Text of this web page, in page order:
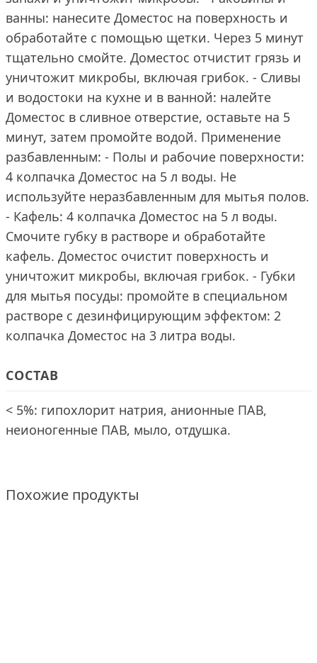
ванны: нанесите Доместос на поверхность и
обработайте с помощью щетки. Через 5 минут
тщательно смойте. Доместос отчистит грязь и
уничтожит микробы, включая грибок. - Сливы
и водостоки на кухне и в ванной: налейте
Доместос в сливное отверстие, оставьте на 5
минут, затем промойте водой. Применение
разбавленным: - Полы и рабочие поверхности:
4 колпачка Доместос на 5 л воды. Не
используйте неразбавленным для мытья полов.
- Кафель: 4 колпачка Доместос на 5 л воды.
Смочите губку в растворе и обработайте
кафель. Доместос очистит поверхность и
уничтожит микробы, включая грибок. - Губки
для мытья посуды: промойте в специальном
растворе с дезинфицирующим эффектом: 2
колпачка Доместос на 3 литра воды.
СОСТАВ
< 5%: гипохлорит натрия, анионные ПАВ,
неионогенные ПАВ, мыло, отдушка.
Похожие продукты